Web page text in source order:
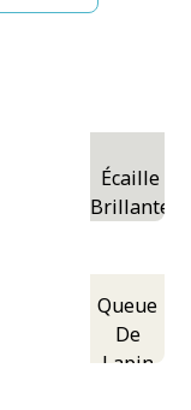
Écaille
Brillante
Queue
De
Lapin